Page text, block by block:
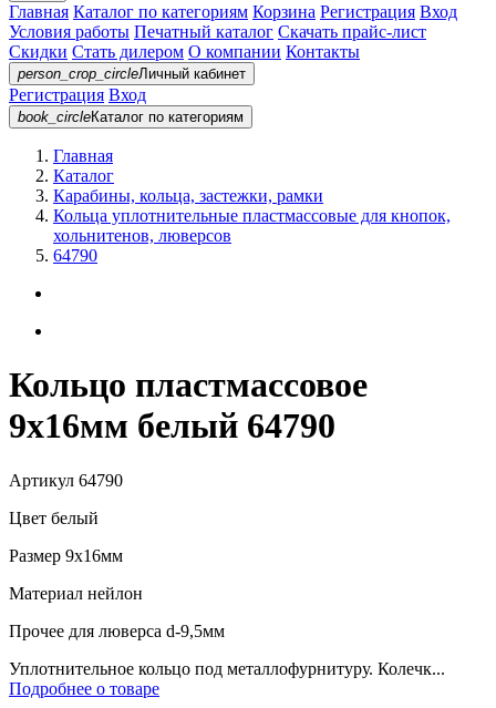
Главная Каталог по категориям Корзина Регистрация Вход
Условия работы Печатный каталог Скачать прайс-лист
Скидки Стать дилером О компании Контакты
person_crop_circleЛичный кабинет
Регистрация Вход
book_circleКаталог по категориям
Главная
Каталог
Карабины, кольца, застежки, рамки
Кольца уплотнительные пластмассовые для кнопок,
хольнитенов, люверсов
64790
Кольцо пластмассовое
9х16мм белый 64790
Артикул 64790
Цвет белый
Размер 9х16мм
Материал нейлон
Прочее для люверса d-9,5мм
Уплотнительное кольцо под металлофурнитуру. Колечк...
Подробнее о товаре